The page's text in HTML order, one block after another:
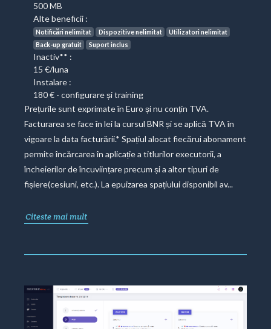
500 MB
Alte beneficii :
Notificări nelimitat Dispozitive nelimitat
Utilizatori nelimitat
Back-up gratuit
Suport inclus
Inactiv** :
15 €/luna
Instalare :
180 € - configurare și training
Prețurile sunt exprimate în Euro și nu conțin TVA.
Facturarea se face în lei la cursul BNR și se aplică TVA în
vigoare la data facturării.* Spațiul alocat fiecărui abonament
permite încărcarea în aplicație a titlurilor executorii, a
încheierilor de încuviințare precum și a altor tipuri de
fișiere(cesiuni, etc.). La epuizarea spațiului disponibil av...
Citeste mai mult